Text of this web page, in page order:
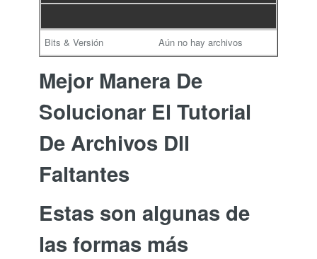
Aún no hay archivos
Mejor Manera De
Solucionar El Tutorial
De Archivos Dll
Faltantes
Estas son algunas de
las formas más